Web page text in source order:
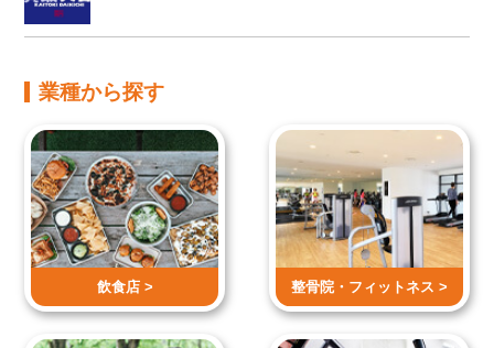
業種から探す
飲食店 > 整骨院・ フィットネス >